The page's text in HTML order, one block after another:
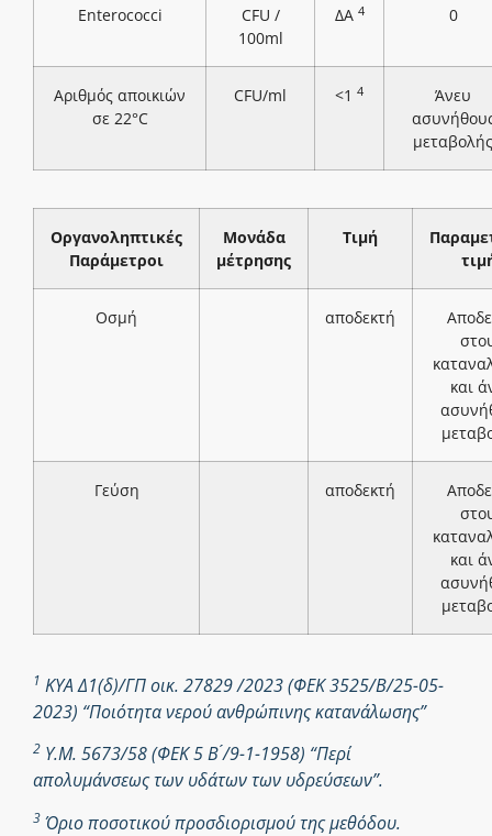
Enterococci
CFU /
100ml
ΔΑ 4 0
Αριθμός αποικιών
σε 22°C
CFU/ml <1 4
Άνευ
μεταβολής
Οργανοληπτικές
Παράμετροι
Μονάδα
μέτρησης
Τιμή
Οσμή αποδεκτή
και
Γεύση αποδεκτή
και
1 ΚΥΑ Δ1(δ)/ΓΠ οικ. 27829 /2023 (ΦΕΚ 3525/Β/25-05-
2023) “Ποιότητα νερού ανθρώπινης κατανάλωσης”
2 Υ.Μ. 5673/58 (ΦΕΚ 5 Β ́/9-1-1958) “Περί
απολυμάνσεως των υδάτων των υδρεύσεων”.
3 Όριο ποσοτικού προσδιορισμού της μεθόδου.